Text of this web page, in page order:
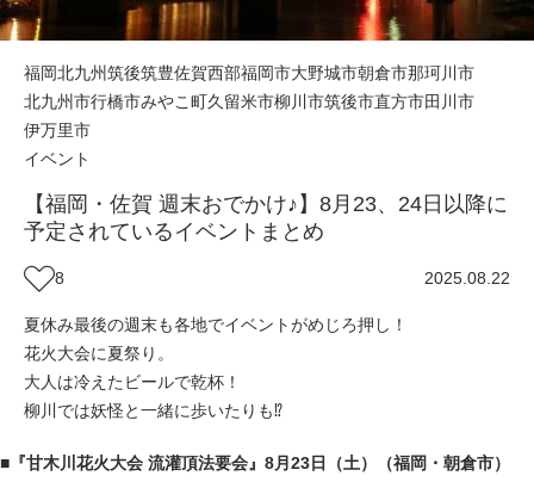
福岡北九州筑後筑豊佐賀西部福岡市大野城市朝倉市那珂川市
北九州市行橋市みやこ町久留米市柳川市筑後市直方市田川市
伊万里市
イベント
【福岡・佐賀 週末おでかけ♪】8月23、24日以降に
予定されているイベントまとめ
8 2025.08.22
夏休み最後の週末も各地でイベントがめじろ押し！
花火大会に夏祭り。
大人は冷えたビールで乾杯！
柳川では妖怪と一緒に歩いたりも⁉
■『甘木川花火大会 流灌頂法要会』8月23日（土）（福岡・朝倉市）